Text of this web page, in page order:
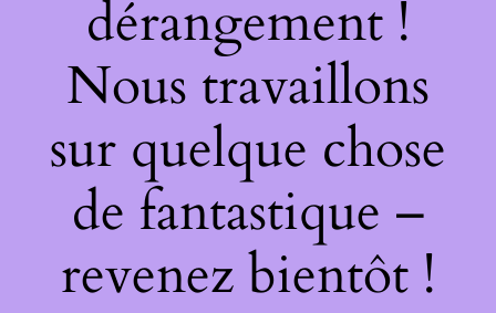
dérangement !
Nous travaillons
sur quelque chose
de fantastique –
revenez bientôt !